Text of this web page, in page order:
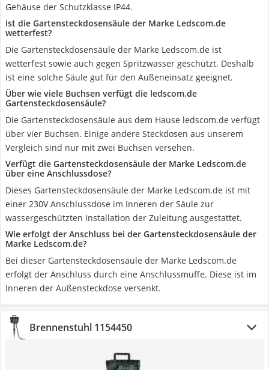
Gehäuse der Schutzklasse IP44.
Ist die Gartensteckdosensäule der Marke Ledscom.de
wetterfest?
Die Gartensteckdosensäule der Marke Ledscom.de ist
wetterfest sowie auch gegen Spritzwasser geschützt. Deshalb
ist eine solche Säule gut für den Außeneinsatz geeignet.
Über wie viele Buchsen verfügt die ledscom.de
Gartensteckdosensäule?
Die Gartensteckdosensäule aus dem Hause ledscom.de verfügt
über vier Buchsen. Einige andere Steckdosen aus unserem
Vergleich sind nur mit zwei Buchsen versehen.
Verfügt die Gartensteckdosensäule der Marke Ledscom.de
über eine Anschlussdose?
Dieses Gartensteckdosensäule der Marke Ledscom.de ist mit
einer 230V Anschlussdose im Inneren der Säule zur
wassergeschützten Installation der Zuleitung ausgestattet.
Wie erfolgt der Anschluss bei der Gartensteckdosensäule der
Marke Ledscom.de?
Bei dieser Gartensteckdosensäule der Marke Ledscom.de
erfolgt der Anschluss durch eine Anschlussmuffe. Diese ist im
Inneren der Außensteckdose versenkt.
Brennenstuhl 1154450